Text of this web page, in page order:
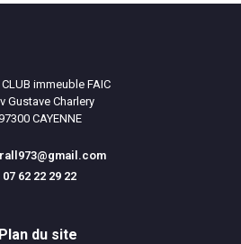
CLUB immeuble FAIC
Gustave Charlery
97300 CAYENNE
07 62 22 29 22
Plan du site